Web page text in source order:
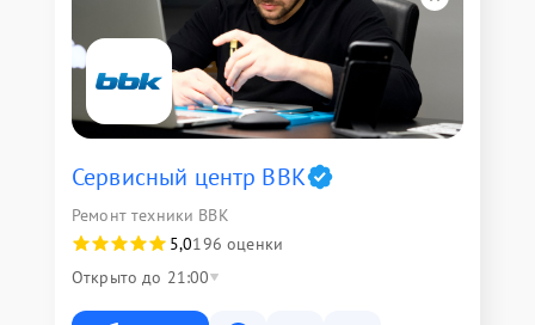
Сервисный центр BBK
Ремонт техники BBK
5,0196 оценки
Открыто до 21:00